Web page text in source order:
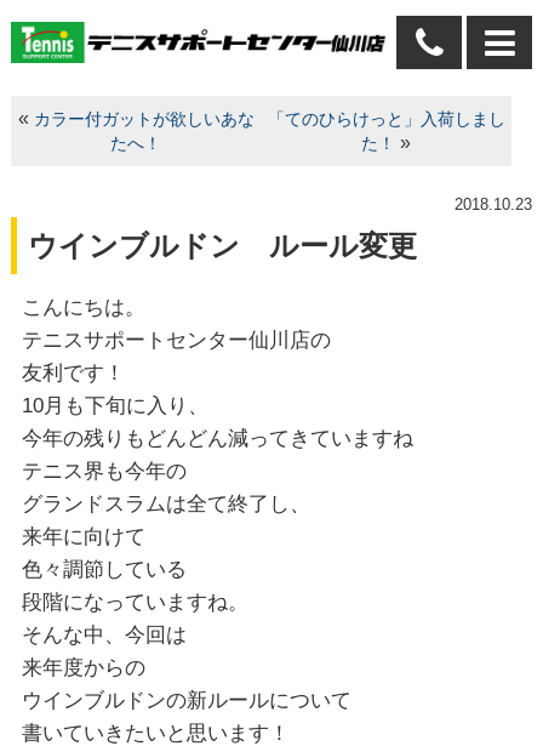
« カラー付ガットが欲しいあな
たへ！
「てのひらけっと」入荷しまし
た！
»
2018.10.23
ウインブルドン ルール変更
こんにちは。
テニスサポートセンター仙川店の
友利です！
10月も下旬に入り、
今年の残りもどんどん減ってきていますね
テニス界も今年の
グランドスラムは全て終了し、
来年に向けて
色々調節している
段階になっていますね。
そんな中、今回は
来年度からの
ウインブルドンの新ルールについて
書いていきたいと思います！